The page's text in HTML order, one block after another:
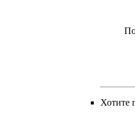
Хотите